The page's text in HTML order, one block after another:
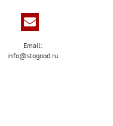
Email:
info@stogood.ru